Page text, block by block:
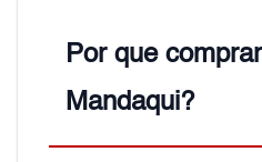
Por que
Mandaqui?